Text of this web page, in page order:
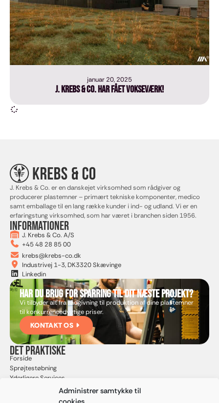
Administrer samtykke til
januar 20, 2025
J. Krebs & Co. har fået vokseværk!
J. Krebs & Co. er en danskejet virksomhed som rådgiver og
producerer plastemner – primært tekniske komponenter, medico
samt emballage til en lang række kunder i ind- og udland. Vi er en
erfaringstung virksomhed, som har været i branchen siden 1956.
Informationer
J. Krebs & Co. A/S
+45 48 28 85 00
krebs@krebs-co.dk
Industrivej 1-3, DK3320 Skævinge
Linkedin
Det praktiske
Forside
Sprøjtestøbning
Yderligere Services
Har du brug for sparring til dit næste projekt?
Vi tilbyder alt fra rådgivning til produktion af dine plastemner
til konkurrencedygtige priser.
KONTAKT OS